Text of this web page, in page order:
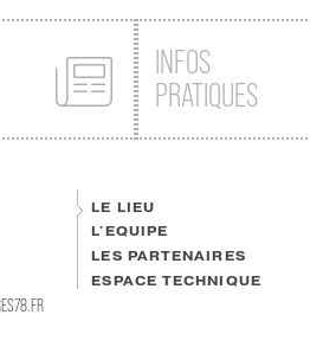
INFOS
PRATIQUES
LE LIEU
L'EQUIPE
LES PARTENAIRES
ESPACE TECHNIQUE
LES